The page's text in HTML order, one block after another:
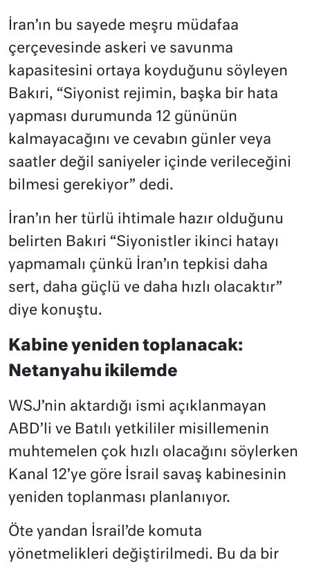
İran’ın bu sayede meşru müdafaa
çerçevesinde askeri ve savunma
kapasitesini ortaya koyduğunu söyleyen
Bakıri, “Siyonist rejimin, başka bir hata
yapması durumunda 12 gününün
kalmayacağını ve cevabın günler veya
saatler değil saniyeler içinde verileceğini
bilmesi gerekiyor” dedi.
İran’ın her türlü ihtimale hazır olduğunu
belirten Bakıri “Siyonistler ikinci hatayı
yapmamalı çünkü İran’ın tepkisi daha
sert, daha güçlü ve daha hızlı olacaktır”
diye konuştu.
Kabine yeniden toplanacak:
Netanyahu ikilemde
WSJ’nin aktardığı ismi açıklanmayan
ABD’li ve Batılı yetkililer misillemenin
muhtemelen çok hızlı olacağını söylerken
Kanal 12’ye göre İsrail savaş kabinesinin
yeniden toplanması planlanıyor.
Öte yandan İsrail’de komuta
yönetmelikleri değiştirilmedi. Bu da bir